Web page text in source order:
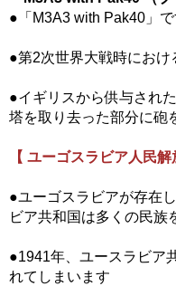
●「M3A3 with Pak40」で
●第2次世界大戦時におけ
●イギリスから供与され
塔を取り去った部分に砲
【 ユーゴスラビア人民解
●ユーゴスラビアが存在
ビア共和国は多くの民族
●1941年、ユースラビア
れてしまいます